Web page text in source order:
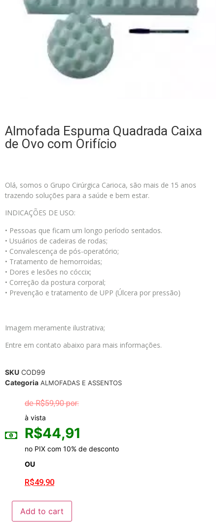
Almofada Espuma Quadrada Caixa
de Ovo com Orifício
Olá, somos o Grupo Cirúrgica Carioca, são mais de 15 anos
trazendo soluções para a saúde e bem estar.
INDICAÇÕES DE USO:
• Pessoas que ficam um longo período sentados.
• Usuários de cadeiras de rodas;
• Convalescença de pós-operatório;
• Tratamento de hemorroidas;
• Dores e lesões no cóccix;
• Correção da postura corporal;
• Prevenção e tratamento de UPP (Úlcera por pressão)
Imagem meramente ilustrativa;
Entre em contato abaixo para mais informações.
SKU COD99
Categoria ALMOFADAS E ASSENTOS
R$59,90
R$49,90
à vista
R$44,91
no PIX com 10% de desconto
OU
Add to cart